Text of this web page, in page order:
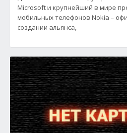
Microsoft и крупнейший в мире
мобильных телефонов Nokia –
создании альянса,